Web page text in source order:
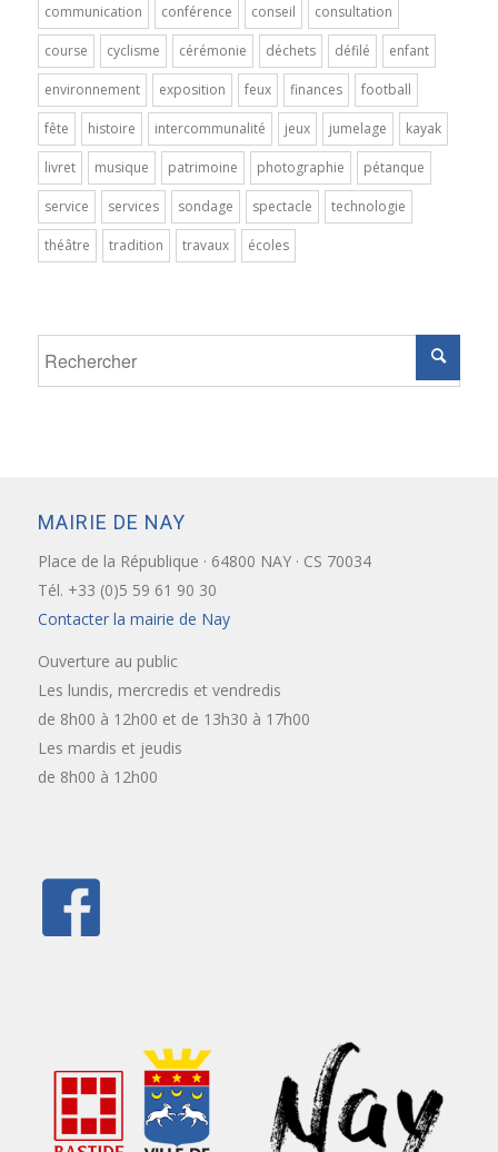
communication conférence conseil consultation
course cyclisme cérémonie déchets défilé enfant
environnement exposition feux finances football
fête histoire intercommunalité jeux jumelage kayak
livret musique patrimoine photographie pétanque
service services sondage spectacle technologie
théâtre tradition travaux écoles
MAIRIE DE NAY
Place de la République · 64800 NAY · CS 70034
Tél. +33 (0)5 59 61 90 30
Contacter la mairie de Nay
Ouverture au public
Les lundis, mercredis et vendredis
de 8h00 à 12h00 et de 13h30 à 17h00
Les mardis et jeudis
de 8h00 à 12h00